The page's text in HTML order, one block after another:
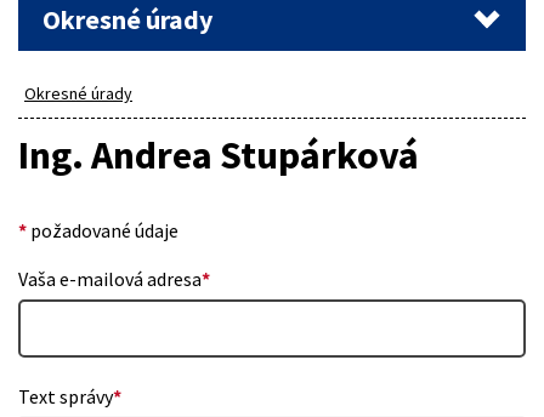
Okresné úrady
Okresné úrady
Ing. Andrea Stupárková
* požadované údaje
Vaša e-mailová adresa*
Text správy*